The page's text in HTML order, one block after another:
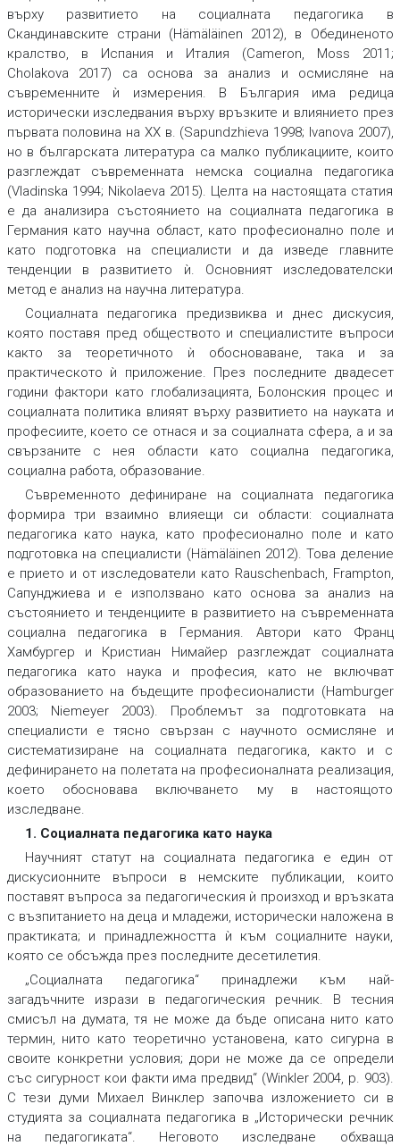
върху развитието на социалната педагогика в
Скандинавските страни (Hämäläinen 2012), в Обединеното
кралство, в Испания и Италия (Cameron, Moss 2011;
Cholakova 2017) са основа за анализ и осмисляне на
съвременните ѝ измерения. В България има редица
исторически изследвания върху връзките и влиянието през
първата половина на ХХ в. (Sapundzhieva 1998; Ivanova 2007),
но в българската литература са малко публикациите, които
разглеждат съвременната немска социална педагогика
(Vladinska 1994; Nikolaeva 2015). Целта на настоящата статия
е да анализира състоянието на социалната педагогика в
Германия като научна област, като професионално поле и
като подготовка на специалисти и да изведе главните
тенденции в развитието ѝ. Основният изследователски
метод е анализ на научна литература.
Социалната педагогика предизвиква и днес дискусия,
която поставя пред обществото и специалистите въпроси
както за теоретичното ѝ обосноваване, така и за
практическото ѝ приложение. През последните двадесет
години фактори като глобализацията, Болонския процес и
социалната политика влияят върху развитието на науката и
професиите, което се отнася и за социалната сфера, а и за
свързаните с нея области като социална педагогика,
социална работа, образование.
Съвременното дефиниране на социалната педагогика
формира три взаимно влияещи си области: социалната
педагогика като наука, като професионално поле и като
подготовка на специалисти (Hämäläinen 2012). Това деление
е прието и от изследователи като Rauschenbach, Frampton,
Сапунджиева и е използвано като основа за анализ на
състоянието и тенденциите в развитието на съвременната
социална педагогика в Германия. Автори като Франц
Хамбургер и Кристиан Нимайер разглеждат социалната
педагогика като наука и професия, като не включват
образованието на бъдещите професионалисти (Hamburger
2003; Niemeyer 2003). Проблемът за подготовката на
специалисти е тясно свързан с научното осмисляне и
систематизиране на социалната педагогика, както и с
дефинирането на полетата на професионалната реализация,
което обосновава включването му в настоящото
изследване.
1. Социалната педагогика като наука
Научният статут на социалната педагогика е един от
дискусионните въпроси в немските публикации, които
поставят въпроса за педагогическия ѝ произход и връзката
с възпитанието на деца и младежи, исторически наложена в
практиката; и принадлежността ѝ към социалните науки,
която се обсъжда през последните десетилетия.
„Социалната педагогика“ принадлежи към най-
загадъчните изрази в педагогическия речник. В тесния
смисъл на думата, тя не може да бъде описана нито като
термин, нито като теоретично установена, като сигурна в
своите конкретни условия; дори не може да се определи
със сигурност кои факти има предвид“ (Winkler 2004, p. 903).
С тези думи Михаел Винклер започва изложението си в
студията за социалната педагогика в „Исторически речник
на педагогиката“. Неговото изследване обхваща